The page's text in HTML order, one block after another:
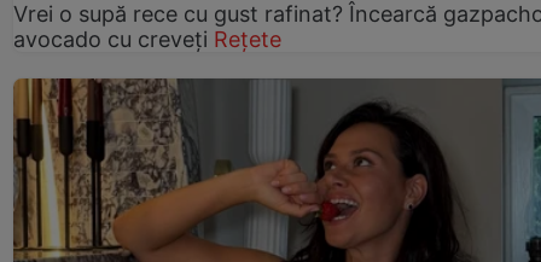
Vrei o supă rece cu gust rafinat? Încearcă
avocado cu creveți Rețete